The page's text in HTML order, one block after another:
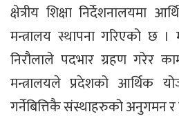
क्षेत्रीय शिक्षा निर्देशनालयमा
मन्त्रालय स्थापना गरिएको छ ।
निरौलाले पदभार ग्रहण गरेर
मन्त्रालयले प्रदेशको आर्थिक
गर्नेबित्तिकै संस्थाहरुको अनुगमन र